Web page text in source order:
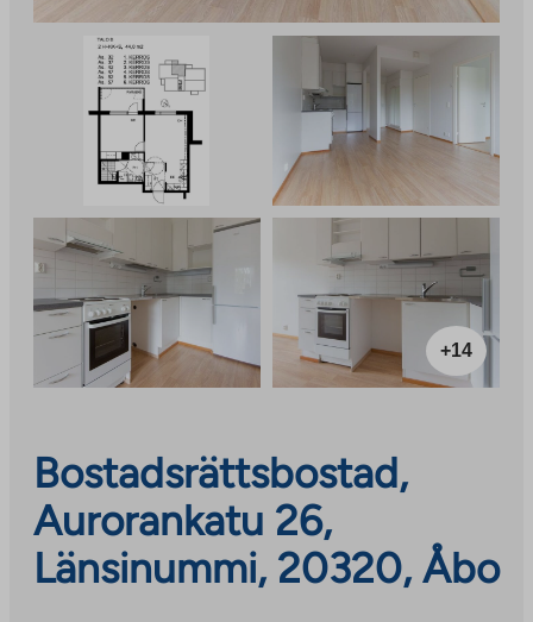
+14
Bostadsrättsbostad,
Aurorankatu 26,
Länsinummi, 20320, Åbo